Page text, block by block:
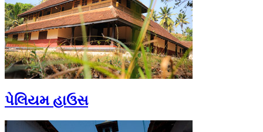
પેલિયમ હાઉસ